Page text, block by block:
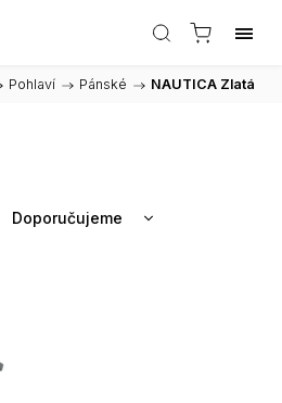
Pohlaví / Pánské / NAUTICA Zlatá
Doporučujeme